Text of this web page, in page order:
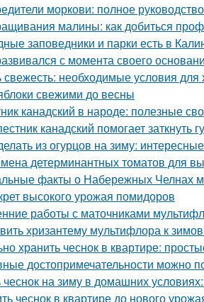
моркови: полное
малины: как добиться
заповедники и парки есть в
с момента своего
свежесть: необходимые условия для
свежими до весны
канадский в народе: полезные
канадский помогает заткнуть
из огурцов на зиму:
детерминантных томатов для
факты о Набережных Челнах
высокого урожая помидоров
работы с маточниками
хризантему мультифлора к
хранить чеснок в квартире:
достопримечательности можно
чеснок на зиму в домашних
чеснок в квартире до нового